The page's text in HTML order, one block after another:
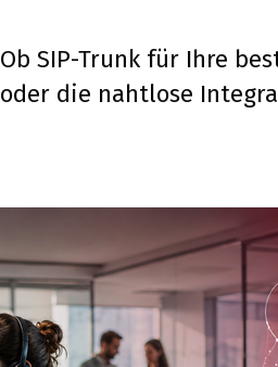
Ob SIP-Trunk für Ihre
oder die nahtlose